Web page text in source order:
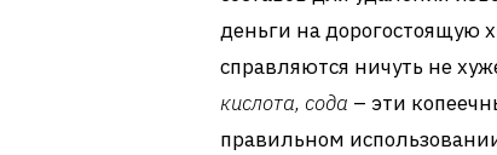
деньги на дорогостоящую
справляются ничуть не
кислота, сода – эти
правильном